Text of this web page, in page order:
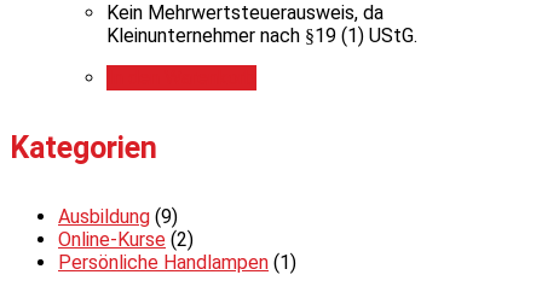
Kein Mehrwertsteuerausweis, da
Kleinunternehmer nach §19 (1) UStG.
Kategorien
Ausbildung (9)
Online-Kurse (2)
Persönliche Handlampen (1)